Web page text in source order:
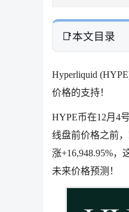
本文目录
Hyperliquid
价格的支持！
HYPE币在12月4
线盘前价格之前
涨+16,948.95%
未来价格预测！